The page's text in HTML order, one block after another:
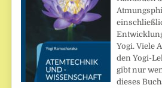
Yogi. Viele
den Yogi-
gibt nur
dieses